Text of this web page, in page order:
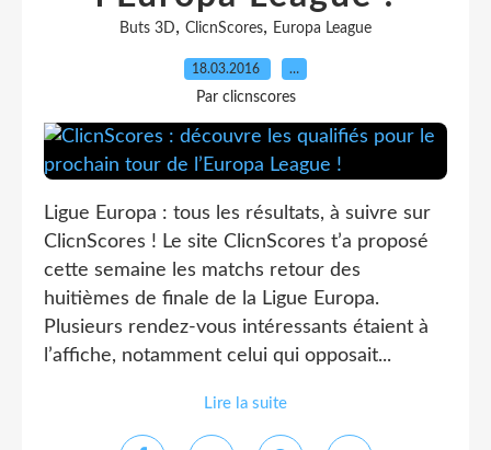
Buts 3D, ClicnScores, Europa League
18.03.2016 …
Par clicnscores
Ligue Europa : tous les résultats, à suivre sur
ClicnScores ! Le site ClicnScores t’a proposé
cette semaine les matchs retour des
huitièmes de finale de la Ligue Europa.
Plusieurs rendez-vous intéressants étaient à
l’affiche, notamment celui qui opposait...
Lire la suite